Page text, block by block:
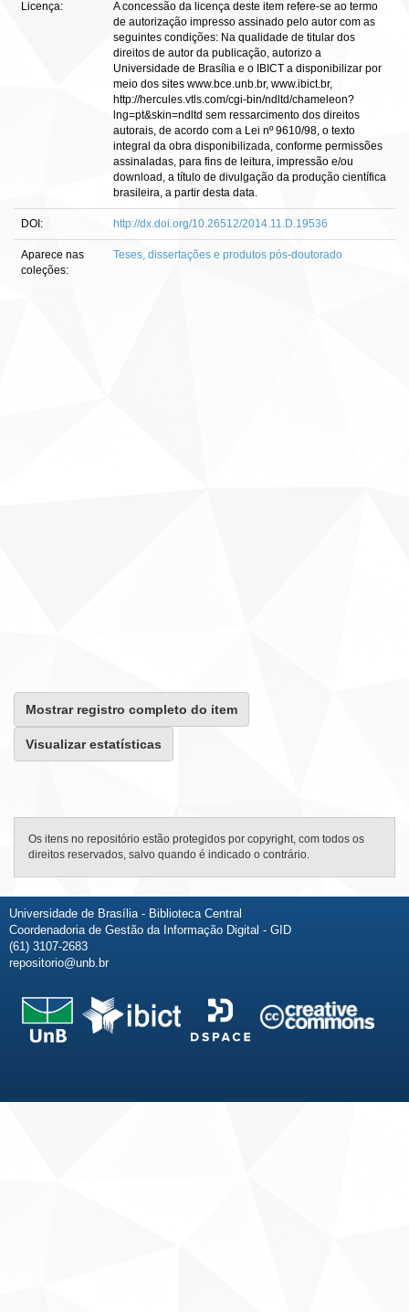
Licença:
A concessão da licença deste item refere-se ao termo
de autorização impresso assinado pelo autor com as
seguintes condições: Na qualidade de titular dos
direitos de autor da publicação, autorizo a
Universidade de Brasília e o IBICT a disponibilizar por
meio dos sites www.bce.unb.br, www.ibict.br,
http://hercules.vtls.com/cgi-bin/ndltd/chameleon?
lng=pt&skin=ndltd sem ressarcimento dos direitos
autorais, de acordo com a Lei nº 9610/98, o texto
integral da obra disponibilizada, conforme permissões
assinaladas, para fins de leitura, impressão e/ou
download, a título de divulgação da produção científica
brasileira, a partir desta data.
DOI: http://dx.doi.org/10.26512/2014.11.D.19536
Aparece nas
coleções:
Teses, dissertações e produtos pós-doutorado
Mostrar registro completo do item
Visualizar estatísticas
Os itens no repositório estão protegidos por copyright, com todos os
direitos reservados, salvo quando é indicado o contrário.
Universidade de Brasília - Biblioteca Central
Coordenadoria de Gestão da Informação Digital - GID
(61) 3107-2683
repositorio@unb.br